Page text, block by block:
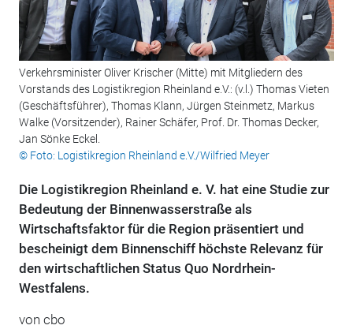
Verkehrsminister Oliver Krischer (Mitte) mit Mitgliedern des
Vorstands des Logistikregion Rheinland e.V.: (v.l.) Thomas Vieten
(Geschäftsführer), Thomas Klann, Jürgen Steinmetz, Markus
Walke (Vorsitzender), Rainer Schäfer, Prof. Dr. Thomas Decker,
Jan Sönke Eckel.
© Foto: Logistikregion Rheinland e.V./Wilfried Meyer
Die Logistikregion Rheinland e. V. hat eine Studie zur
Bedeutung der Binnenwasserstraße als
Wirtschaftsfaktor für die Region präsentiert und
bescheinigt dem Binnenschiff höchste Relevanz für
den wirtschaftlichen Status Quo Nordrhein-
Westfalens.
von cbo